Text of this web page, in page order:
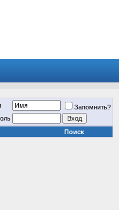
Запомнить?
Поиск